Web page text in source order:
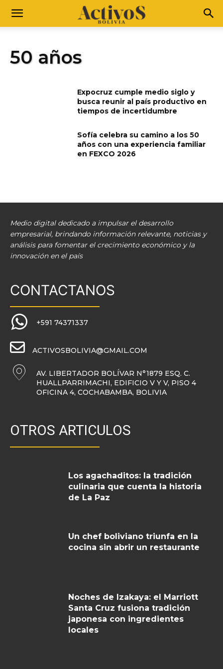
50 años
Expocruz cumple medio siglo y
busca reunir al país productivo en
tiempos de incertidumbre
Sofía celebra su camino a los 50
años con una experiencia familiar
en FEXCO 2026
Medio digital dedicado a impulsar el desarrollo
empresarial, brindando información relevante, noticias y
análisis para fomentar el crecimiento económico y la
innovación en el país
CONTACTANOS
+591 74371337
ACTIVOSBOLIVIA@GMAIL.COM
AV. LIBERTADOR BOLÍVAR N°1879 ESQ. C.
HUALLPARRIMACHI, EDIFICIO V Y V, PISO 4
OFICINA 4, COCHABAMBA, BOLIVIA
OTROS ARTICULOS
Los agachaditos: la tradición
culinaria que cuenta la historia
de La Paz
Un chef boliviano triunfa en la
cocina sin abrir un restaurante
Noches de Izakaya: el Marriott
Santa Cruz fusiona tradición
japonesa con ingredientes
locales